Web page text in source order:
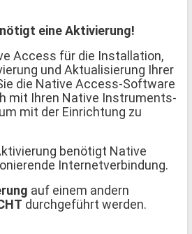
eine Aktivierung!
Access für die Installation,
und Aktualisierung Ihrer
die Native Access-Software
mit Ihren Native Instruments-
mit der Einrichtung zu
benötigt Native
Internetverbindung.
auf einem andern
durchgeführt werden.